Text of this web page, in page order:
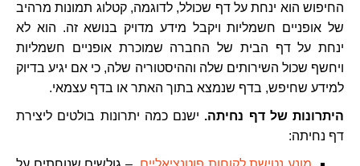
החיפוש הוא ינחת על דף שכולל, לדוגמה, קטלוג תמונות מרהיב
של אופניים חשמליות ויקבל מידע מדויק בנושא זה. הוא לא
ינחת על דף הבית של החברה שמוכרת אופניים חשמליות
ויחשף שכול השירותים שלה וההיסטוריה שלה, כי אם יגיע בדיוק
למידע שחיפש, בדף שנמצא בתוך האתר או בדף עצמאי.
היתרונות של דף נחיתה. ישנם כמה יתרונות בולטים ליצירת
דף נחיתה: